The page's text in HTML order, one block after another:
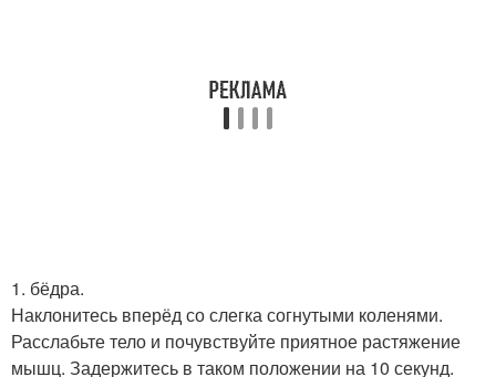
1. бёдра.
Наклонитесь вперёд со слегка согнутыми коленями.
Расслабьте тело и почувствуйте приятное растяжение
мышц. Задержитесь в таком положении на 10 секунд.